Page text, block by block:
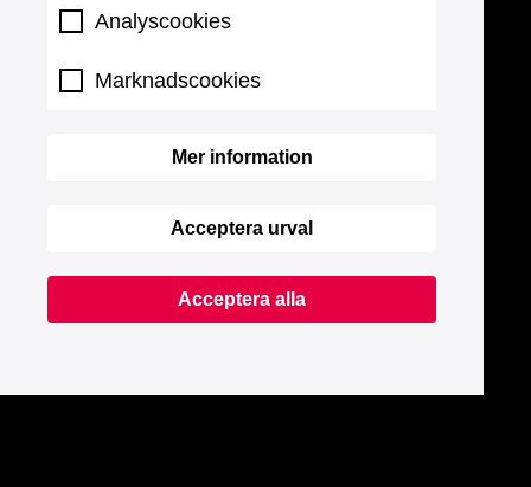
Analyscookies
Marknadscookies
Mer information
Acceptera urval
Acceptera alla